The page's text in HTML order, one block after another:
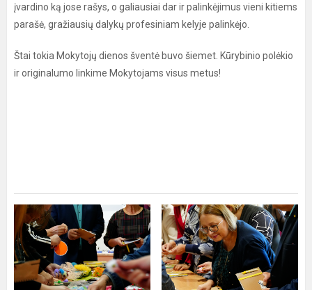
įvardino ką jose rašys, o galiausiai dar ir palinkėjimus vieni kitiems
parašė, gražiausių dalykų profesiniam kelyje palinkėjo.
Štai tokia Mokytojų dienos šventė buvo šiemet. Kūrybinio polėkio
ir originalumo linkime Mokytojams visus metus!